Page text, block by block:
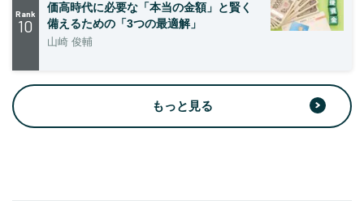
Rank
10
価高時代に必要な「本当の金額」と賢く
備えるための「3つの最適解」
山崎 俊輔
もっと見る